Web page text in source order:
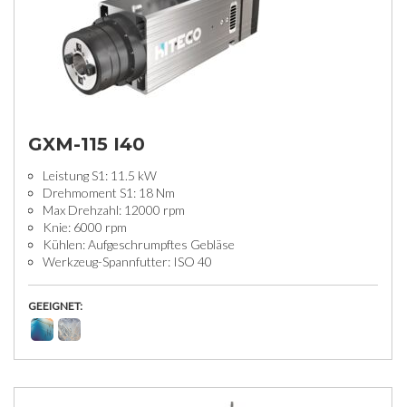
GXM-115 I40
Leistung S1: 11.5 kW
Drehmoment S1: 18 Nm
Max Drehzahl: 12000 rpm
Knie: 6000 rpm
Kühlen: Aufgeschrumpftes Gebläse
Werkzeug-Spannfutter: ISO 40
GEEIGNET: